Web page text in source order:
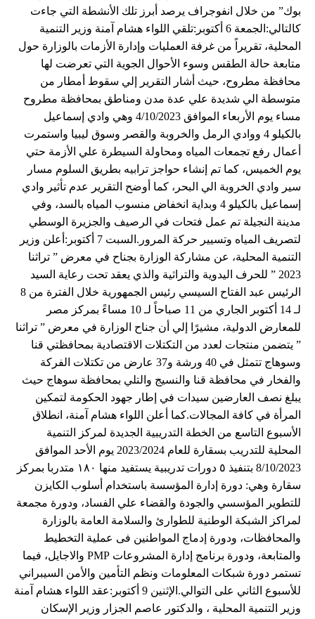
بوك” من خلال انفوجراف يرصد أبرز تلك الأنشطة التي جاءت
كالتالي:الجمعة 6 أكتوبر:تلقي اللواء هشام آمنة وزير التنمية
المحلية، تقريراً من غرفة العمليات وإدارة الأزمات بالوزارة حول
متابعة حالة الطقس وسوء الأحوال الجوية التي تعرضت لها
محافظة مطروح، حيث أشار التقرير إلي سقوط أمطار من
متوسطة الي شديدة علي عدة مدن ومناطق بمحافظة مطروح
مساء يوم الأربعاء الموافق 4/10/2023 وهي وادي إسماعيل
بالكيلو 4 ووادي الرمل والخروبة والقصر وسوق ليبيا واستمرت
أعمال رفع تجمعات المياه ومحاولة السيطرة علي الأزمة حتي
يوم الخميس، كما تم إنشاء حواجز ترابيه بطريق السلوم مسار
سير وادي الخروبة الي البحر، كما أوضح التقرير عدم تأثير وادي
إسماعيل بالكيلو 4 وبداية انخفاض منسوب المياه بالسد، وفي
مدينة النجيلة تم عمل فتحات في الرصيف والجزيرة الوسطي
لتصريف المياه وتسيير حركة المرور.السبت 7 أكتوبر:أعلن وزير
التنمية المحلية، عن مشاركة الوزارة بجناح في معرض ” تراثنا
2023 ” للحرف اليدوية والتراثية والذي يعقد تحت رعاية السيد
الرئيس عبد الفتاح السيسي رئيس الجمهورية خلال الفترة من 8
لـ 14 أكتوبر الجاري من 11 صباحاً لـ 10 مساءً بمركز مصر
للمعارض الدولية، مشيرًا إلي أن جناح الوزارة في معرض ” تراثنا
” يتضمن منتجات لعدد من التكتلات الاقتصادية بمحافظتي قنا
وسوهاج تتمثل في 40 ورشة و37 عارض من تكتلات الفركة
والفخار في محافظة قنا والنسيج والتلي بمحافظة سوهاج حيث
يبلغ نصف العارضين سيدات في إطار جهود الحكومة لتمكين
المرأة في كافة المجالات.كما أعلن اللواء هشام آمنة، انطلاق
الأسبوع التاسع من الخطة التدريبية الجديدة لمركز التنمية
المحلية للتدريب بسقارة للعام 2023/2024 يوم الأحد الموافق
8/10/2023 بتنفيذ ٥ دورات تدريبية يستفيد منها ١٨٠ متدربا بمركز
سقارة وهي: دورة إدارة المؤسسة باستخدام أسلوب الكايزن
للتطوير المؤسسي والجودة والقضاء علي الفساد، ودورة مجمعة
لمراكز الشبكة الوطنية للطوارئ والسلامة العامة بالوزارة
والمحافظات، ودورة إدماج المواطنين فى عملية التخطيط
والمتابعة، ودورة برنامج إدارة المشروعات PMP والاجايل، فيما
تستمر دورة شبكات المعلومات ونظم التأمين والأمن السيبراني
للأسبوع الثاني على التوالي.الإثنين 9 أكتوبر:عقد اللواء هشام آمنة
وزير التنمية المحلية ، والدكتور عاصم الجزار وزير الإسكان